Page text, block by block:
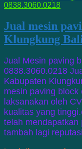
Jual mesin
Klungkung
Jual Mesin paving
0838.3060.0218
Kabupaten
mesin paving
laksanakan oleh
kualitas yang
telah mendapatkan
tambah lagi